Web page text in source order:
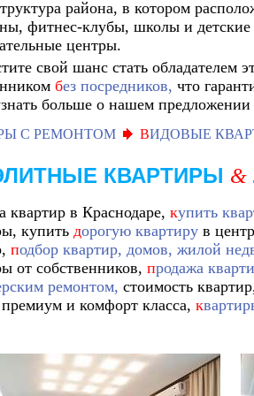
района, в котором
фитнес-клубы, школы и
центры.
свой шанс стать обладателем
без посредников, что
больше о нашем предложении
С РЕМОНТОМ ВИДОВЫЕ
КВАРТИРЫ &
квартир в Краснодаре, купить
купить дорогую квартиру в
подбор квартир, домов, жилой
от собственников, продажа
ремонтом, стоимость
и комфорт класса, к